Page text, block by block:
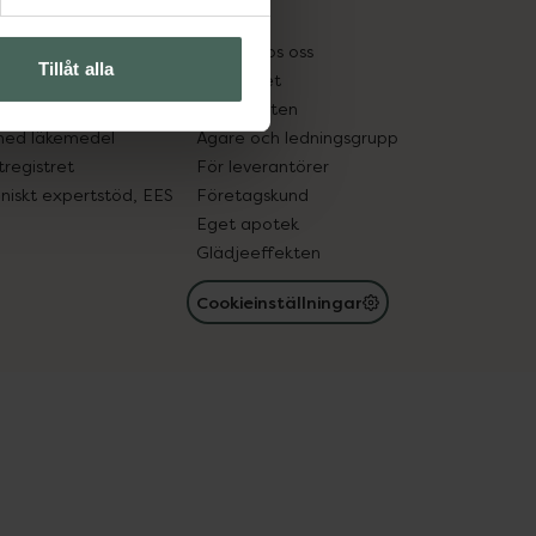
Tillåt alla
in gammal medicin
läkemedel
expertstöd, EES
Pressrum
Jobba hos oss
Hållbarhet
Samarbeten
Ägare och ledningsgrupp
För leverantörer
Företagskund
Eget apotek
Glädjeeffekten
Cookieinställningar